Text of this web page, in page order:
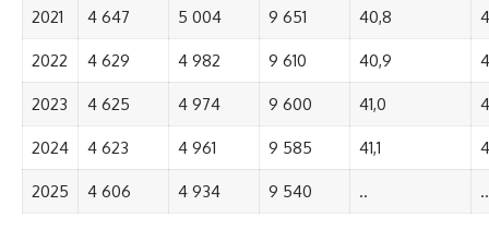
2021 4 647 5 004 9 651 40,8
2022 4 629 4 982 9 610 40,9
2023 4 625 4 974 9 600 41,0
2024 4 623 4 961 9 585 41,1
2025 4 606 4 934 9 540 .. ..